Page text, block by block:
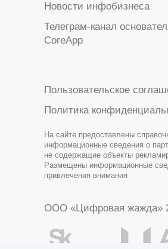
ООО «Цифровая жажда»
Пользовательское
Политика
На сайте предоставлены
информационные сведения о
не содержащие объекты
Размещены информационные
привлечения внимания
Новости инфобизнеса
Телеграм-канал
CoreApp